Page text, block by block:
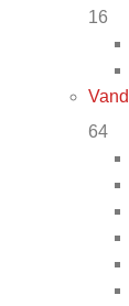
16
64